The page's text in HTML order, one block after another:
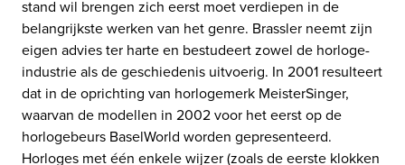
stand wil brengen zich eerst moet verdiepen in de
belangrijkste werken van het genre. Brassler neemt zijn
eigen advies ter harte en bestudeert zowel de horloge-
industrie als de geschiedenis uitvoerig. In 2001 resulteert
dat in de oprichting van horlogemerk MeisterSinger,
waarvan de modellen in 2002 voor het eerst op de
horlogebeurs BaselWorld worden gepresenteerd.
Horloges met één enkele wijzer (zoals de eerste klokken